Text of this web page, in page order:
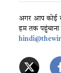
अगर आप कोई
हम तक